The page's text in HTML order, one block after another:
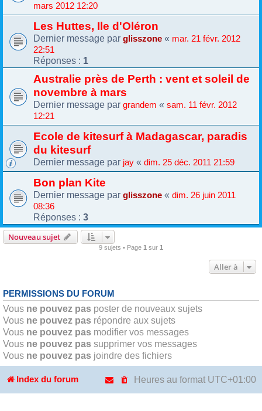
mars 2012 12:20
Les Huttes, Ile d'Oléron
Dernier message par glisszone « mar. 21 févr. 2012
22:51
Réponses : 1
Australie près de Perth : vent et soleil de
novembre à mars
Dernier message par grandem « sam. 11 févr. 2012
12:21
Ecole de kitesurf à Madagascar, paradis
du kitesurf
Dernier message par jay « dim. 25 déc. 2011 21:59
Bon plan Kite
Dernier message par glisszone « dim. 26 juin 2011
08:36
Réponses : 3
Nouveau sujet
9 sujets • Page 1 sur 1
Aller à
PERMISSIONS DU FORUM
Vous ne pouvez pas poster de nouveaux sujets
Vous ne pouvez pas répondre aux sujets
Vous ne pouvez pas modifier vos messages
Vous ne pouvez pas supprimer vos messages
Vous ne pouvez pas joindre des fichiers
Index du forum Heures au format UTC+01:00